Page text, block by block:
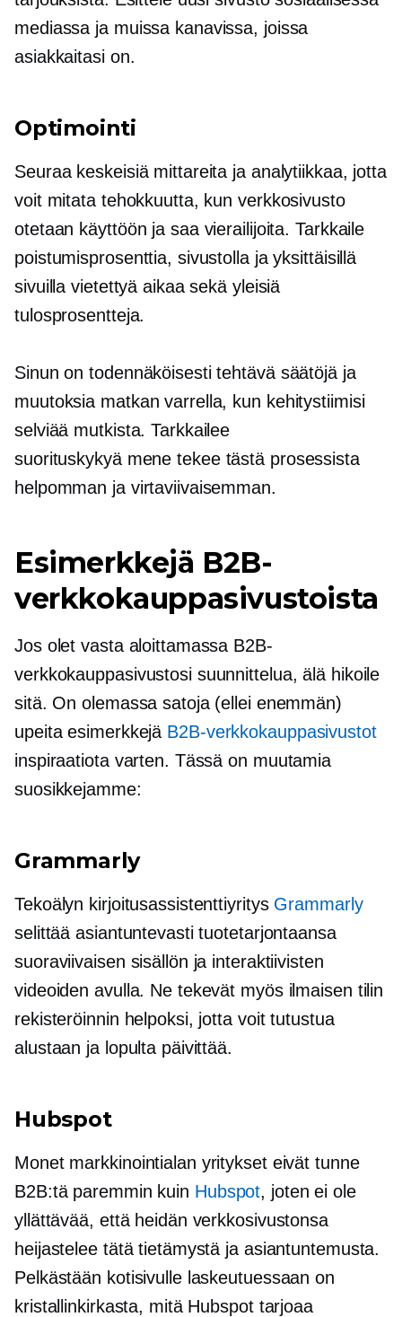
mediassa ja muissa kanavissa, joissa
asiakkaitasi on.
Optimointi
Seuraa keskeisiä mittareita ja analytiikkaa, jotta
voit mitata tehokkuutta, kun verkkosivusto
otetaan käyttöön ja saa vierailijoita. Tarkkaile
poistumisprosenttia, sivustolla ja yksittäisillä
sivuilla vietettyä aikaa sekä yleisiä
tulosprosentteja.
Sinun on todennäköisesti tehtävä säätöjä ja
muutoksia matkan varrella, kun kehitystiimisi
selviää mutkista. Tarkkailee
suorituskykyä mene tekee tästä prosessista
helpomman ja virtaviivaisemman.
Esimerkkejä B2B-
verkkokauppasivustoista
Jos olet vasta aloittamassa B2B-
verkkokauppasivustosi suunnittelua, älä hikoile
sitä. On olemassa satoja (ellei enemmän)
upeita esimerkkejä B2B-verkkokauppasivustot
inspiraatiota varten. Tässä on muutamia
suosikkejamme:
Grammarly
Tekoälyn kirjoitusassistenttiyritys Grammarly
selittää asiantuntevasti tuotetarjontaansa
suoraviivaisen sisällön ja interaktiivisten
videoiden avulla. Ne tekevät myös ilmaisen tilin
rekisteröinnin helpoksi, jotta voit tutustua
alustaan ​​ja lopulta päivittää.
Hubspot
Monet markkinointialan yritykset eivät tunne
B2B:tä paremmin kuin Hubspot, joten ei ole
yllättävää, että heidän verkkosivustonsa
heijastelee tätä tietämystä ja asiantuntemusta.
Pelkästään kotisivulle laskeutuessaan on
kristallinkirkasta, mitä Hubspot tarjoaa